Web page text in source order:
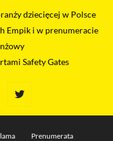
dziecięcej w Polsce
Empik i w prenumeracie
Safety Gates
Prenumerata